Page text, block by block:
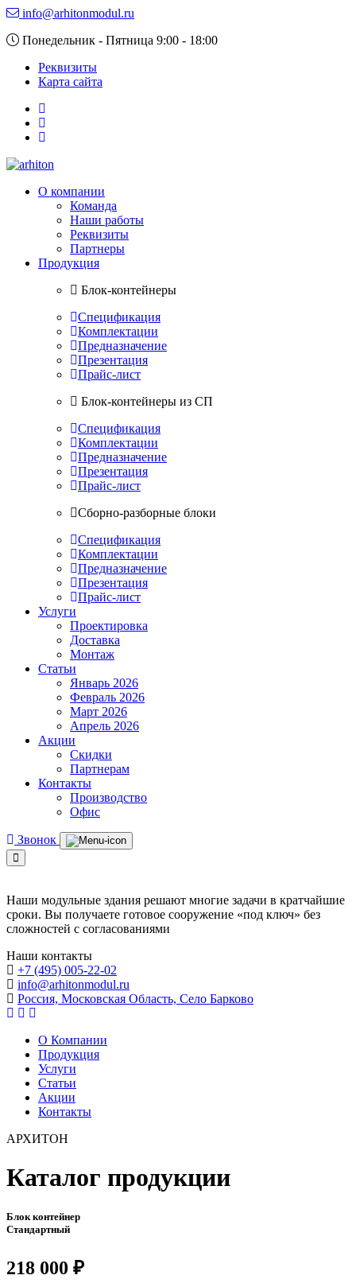
info@arhitonmodul.ru
Понедельник - Пятница 9:00 - 18:00
Реквизиты
Карта сайта
О компании
Команда
Наши работы
Реквизиты
Партнеры
Продукция
Блок-контейнеры
Спецификация
Комплектации
Предназначение
Презентация
Прайс-лист
Блок-контейнеры из СП
Спецификация
Комплектации
Предназначение
Презентация
Прайс-лист
Сборно-разборные блоки
Спецификация
Комплектации
Предназначение
Презентация
Прайс-лист
Услуги
Проектировка
Доставка
Монтаж
Статьи
Январь 2026
Февраль 2026
Март 2026
Апрель 2026
Акции
Скидки
Партнерам
Контакты
Производство
Офис
Звонок
Наши модульные здания решают многие задачи в кратчайшие
сроки. Вы получаете готовое сооружение «под ключ» без
сложностей с согласованиями
Наши контакты
+7 (495) 005-22-02
info@arhitonmodul.ru
Россия, Московская Область, Село Барково
О Компании
Продукция
Услуги
Статьи
Акции
Контакты
АРХИТОН
Каталог продукции
Блок контейнер
Стандартный
218 000 ₽